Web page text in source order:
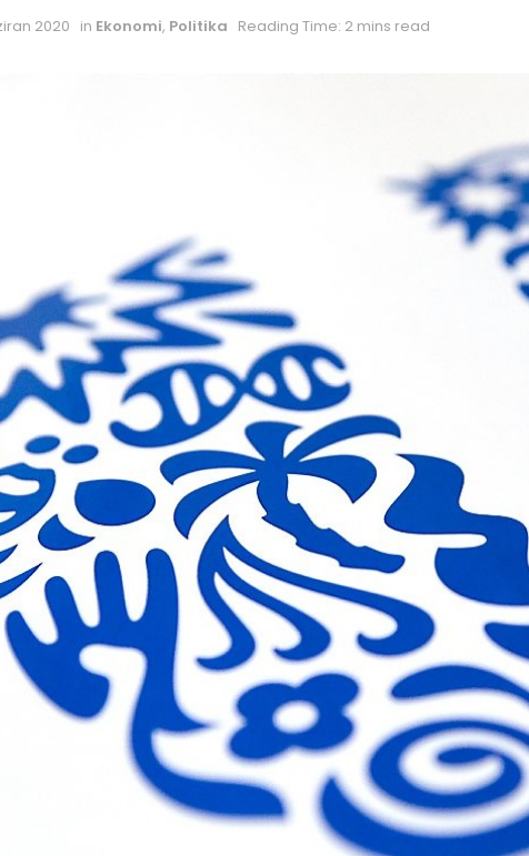
2020 in Ekonomi, Politika Reading Time: 2 mins read